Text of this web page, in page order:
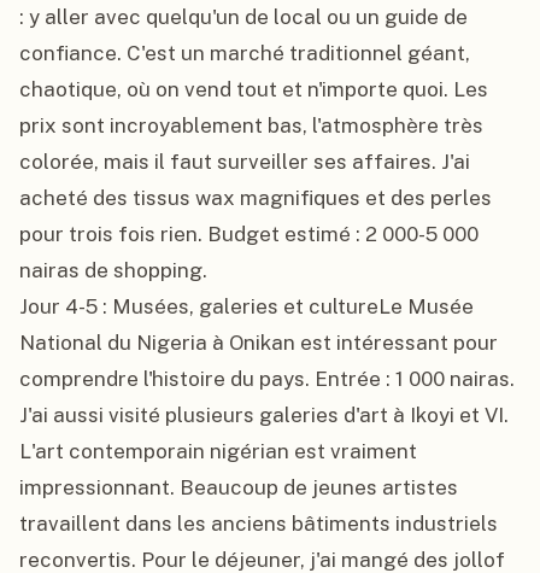
: y aller avec quelqu'un de local ou un guide de
confiance. C'est un marché traditionnel géant,
chaotique, où on vend tout et n'importe quoi. Les
prix sont incroyablement bas, l'atmosphère très
colorée, mais il faut surveiller ses affaires. J'ai
acheté des tissus wax magnifiques et des perles
pour trois fois rien. Budget estimé : 2 000-5 000
nairas de shopping.
Jour 4-5 : Musées, galeries et cultureLe Musée
National du Nigeria à Onikan est intéressant pour
comprendre l'histoire du pays. Entrée : 1 000 nairas.
J'ai aussi visité plusieurs galeries d'art à Ikoyi et VI.
L'art contemporain nigérian est vraiment
impressionnant. Beaucoup de jeunes artistes
travaillent dans les anciens bâtiments industriels
reconvertis. Pour le déjeuner, j'ai mangé des jollof